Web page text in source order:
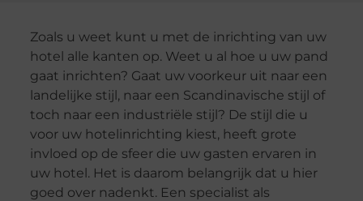
Zoals u weet kunt u met de inrichting van uw
hotel alle kanten op. Weet u al hoe u uw pand
gaat inrichten? Gaat uw voorkeur uit naar een
landelijke stijl, naar een Scandinavische stijl of
toch naar een industriële stijl? De stijl die u
voor uw hotelinrichting kiest, heeft grote
invloed op de sfeer die uw gasten ervaren in
uw hotel. Het is daarom belangrijk dat u hier
goed over nadenkt. Een specialist als